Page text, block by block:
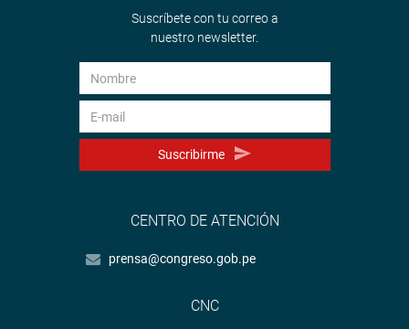
Suscríbete con tu correo a
nuestro newsletter.
Suscribirme
CENTRO DE ATENCIÓN
prensa@congreso.gob.pe
CNC